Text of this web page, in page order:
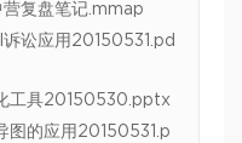
复盘笔记.mmap
讼应用20150531.pd
工具20150530.pptx
图的应用20150531.p